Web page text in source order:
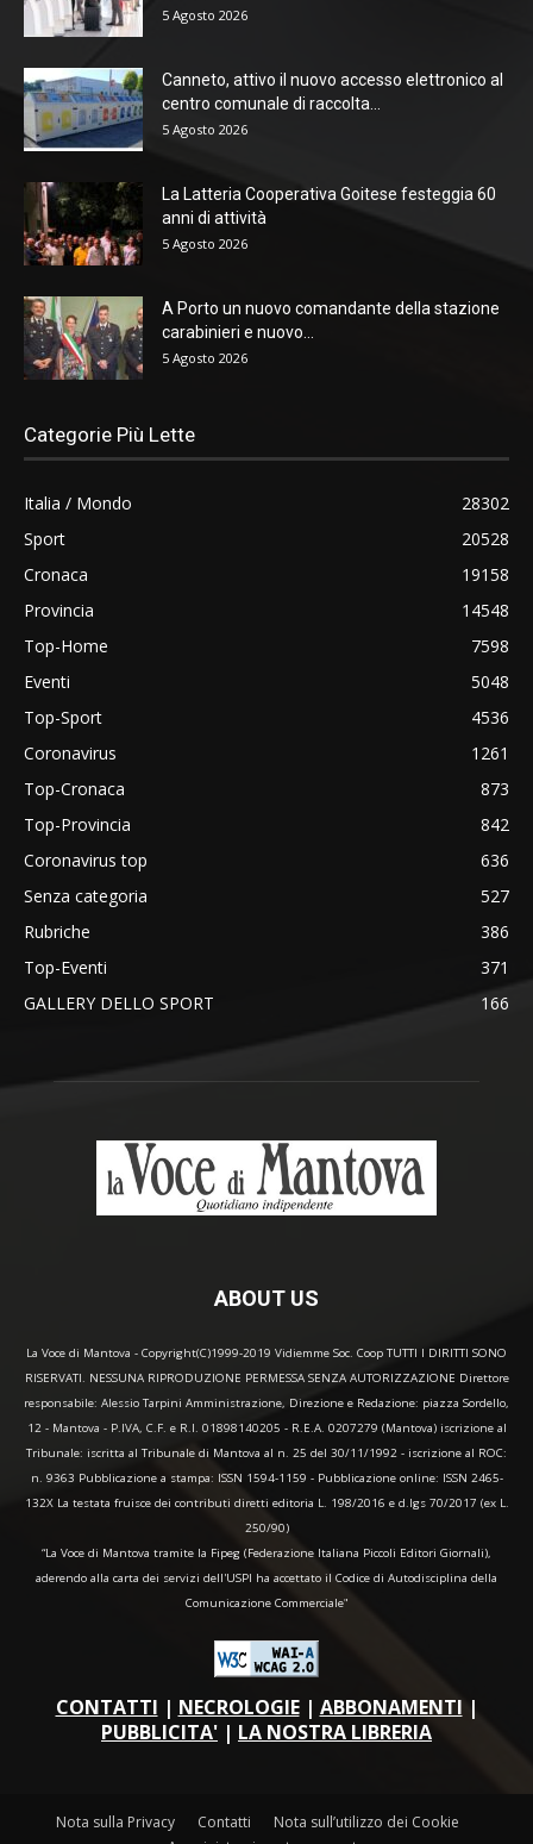
5 Agosto 2026
Canneto, attivo il nuovo accesso elettronico al
centro comunale di raccolta...
5 Agosto 2026
La Latteria Cooperativa Goitese festeggia 60
anni di attività
5 Agosto 2026
A Porto un nuovo comandante della stazione
carabinieri e nuovo...
5 Agosto 2026
Categorie Più Lette
Italia / Mondo
28302
Sport
20528
Cronaca
19158
Provincia
14548
Top-Home
7598
Eventi
5048
Top-Sport
4536
Coronavirus
1261
Top-Cronaca
873
Top-Provincia
842
Coronavirus top
636
Senza categoria
527
Rubriche
386
Top-Eventi
371
GALLERY DELLO SPORT
166
ABOUT US
La Voce di Mantova - Copyright(C)1999-2019 Vidiemme Soc. Coop TUTTI I DIRITTI SONO
RISERVATI. NESSUNA RIPRODUZIONE PERMESSA SENZA AUTORIZZAZIONE Direttore
responsabile: Alessio Tarpini Amministrazione, Direzione e Redazione: piazza Sordello,
12 - Mantova - P.IVA, C.F. e R.I. 01898140205 - R.E.A. 0207279 (Mantova) iscrizione al
Tribunale: iscritta al Tribunale di Mantova al n. 25 del 30/11/1992 - iscrizione al ROC:
n. 9363 Pubblicazione a stampa: ISSN 1594-1159 - Pubblicazione online: ISSN 2465-
132X La testata fruisce dei contributi diretti editoria L. 198/2016 e d.lgs 70/2017 (ex L.
250/90)
“La Voce di Mantova tramite la Fipeg (Federazione Italiana Piccoli Editori Giornali),
aderendo alla carta dei servizi dell'USPI ha accettato il Codice di Autodisciplina della
Comunicazione Commerciale"
CONTATTI | NECROLOGIE| ABBONAMENTI |
PUBBLICITA' | LA NOSTRA LIBRERIA
Nota sulla Privacy Contatti
Nota sull’utilizzo dei Cookie